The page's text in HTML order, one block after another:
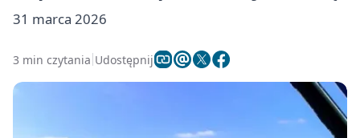
31 marca 2026
3 min czytania Udostępnij